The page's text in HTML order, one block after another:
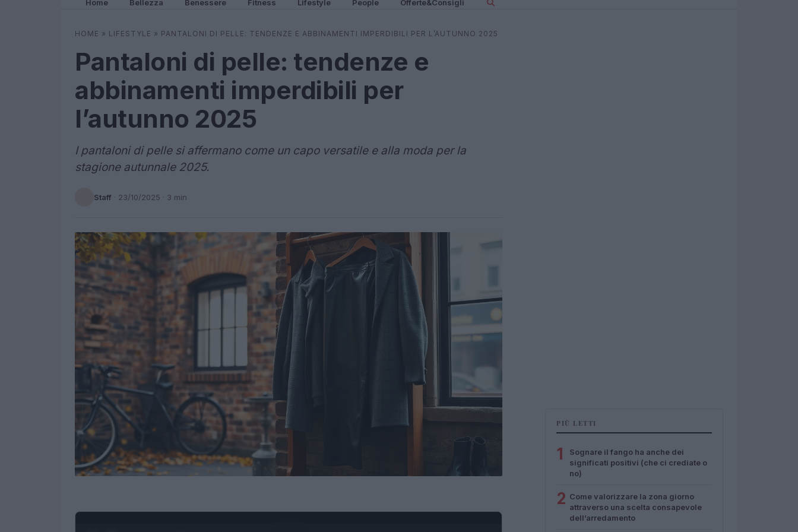
Home Bellezza Benessere Fitness Lifestyle People Offerte&Consigli
HOME » LIFESTYLE » PANTALONI DI PELLE: TENDENZE E ABBINAMENTI IMPERDIBILI PER L’AUTUNNO 2025
Pantaloni di pelle: tendenze e
abbinamenti imperdibili per
l’autunno 2025
I pantaloni di pelle si affermano come un capo versatile e alla moda per la
stagione autunnale 2025.
Staff · 23/10/2025 · 3 min
PIÙ LETTI
1
Sognare il fango ha anche dei
significati positivi (che ci crediate o
no)
2 Come valorizzare la zona giorno
attraverso una scelta consapevole
dell’arredamento